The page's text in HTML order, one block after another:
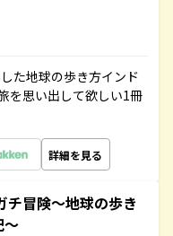
た地球の歩き方インド
を思い出して欲しい1冊
詳細を見る
チ冒険～地球の歩き
～